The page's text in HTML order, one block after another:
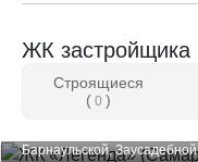
ЖК застройщика
Строящиеся
( 0 )
Барнаульской, Заусадебной